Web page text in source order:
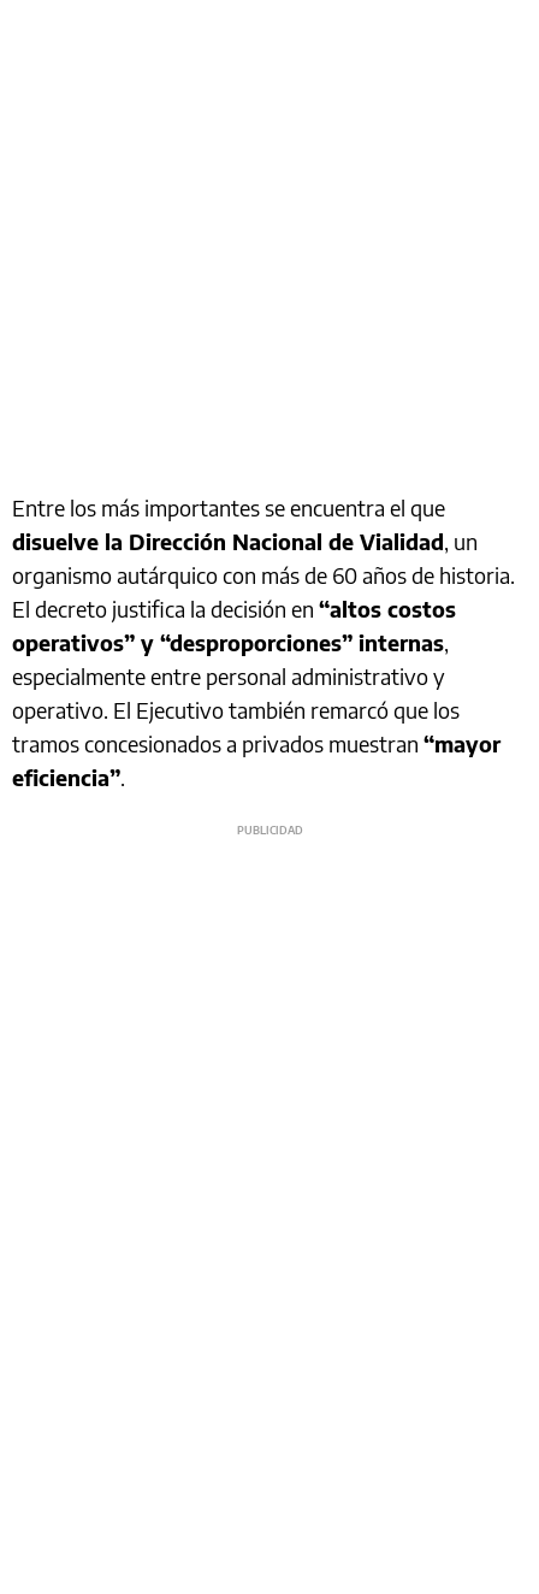
Entre los más importantes se encuentra el que
disuelve la Dirección Nacional de Vialidad, un
organismo autárquico con más de 60 años de historia.
El decreto justifica la decisión en “altos costos
operativos” y “desproporciones” internas,
especialmente entre personal administrativo y
operativo. El Ejecutivo también remarcó que los
tramos concesionados a privados muestran “mayor
eficiencia”.